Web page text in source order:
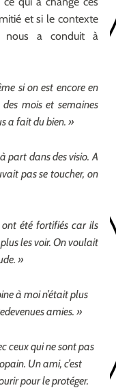
et si le contexte
nous a conduit à
si on est encore en
mois et semaines
a fait du bien. »
part dans des visio. A
pas se toucher, on
été fortifiés car ils
les voir. On voulait
»
à moi n’était plus
amies. »
ceux qui ne sont pas
Un ami, c’est
pour le protéger.